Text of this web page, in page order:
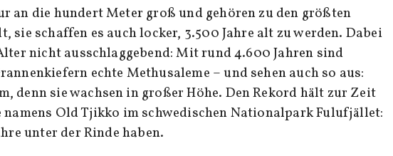
an die hundert Meter groß und gehören zu den größten
sie schaffen es auch locker, 3.500 Jahre alt zu werden. Dabei
nicht ausschlaggebend: Mit rund 4.600 Jahren sind
echte Methusaleme – und sehen auch so aus:
denn sie wachsen in großer Höhe. Den Rekord hält zur Zeit
namens Old Tjikko im schwedischen Nationalpark Fulufjället:
unter der Rinde haben.